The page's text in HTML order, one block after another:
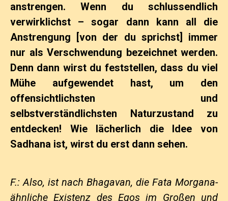
anstrengen. Wenn du schlussendlich
verwirklichst – sogar dann kann all die
Anstrengung [von der du sprichst] immer
nur als Verschwendung bezeichnet werden.
Denn dann wirst du feststellen, dass du viel
Mühe aufgewendet hast, um den
offensichtlichsten und
selbstverständlichsten Naturzustand zu
entdecken! Wie lächerlich die Idee von
Sadhana ist, wirst du erst dann sehen.
F.: Also, ist nach Bhagavan, die Fata Morgana-
ähnliche Existenz des Egos im Großen und